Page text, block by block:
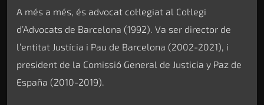
A més a més, és advocat col·legiat al Col·legi
d’Advocats de Barcelona (1992). Va ser director de
l’entitat Justícia i Pau de Barcelona (2002-2021), i
president de la Comissió General de Justicia y Paz de
España (2010-2019).